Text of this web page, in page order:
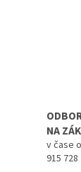
NA
v čase
915 728